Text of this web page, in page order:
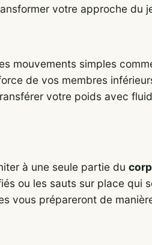
votre approche du
mouvements simples
de vos membres
votre poids avec
à une seule partie du
ou les sauts sur place qui
vous prépareront de